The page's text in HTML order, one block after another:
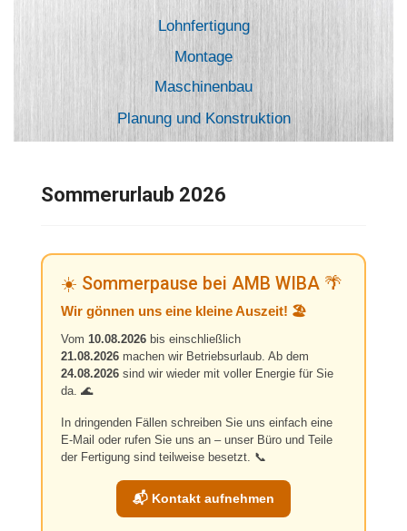
Planung und Konstruktion
Maschinenbau
Montage
Lohnfertigung
Sommerurlaub 2026
☀️ Sommerpause bei AMB WIBA 🌴
Wir gönnen uns eine kleine Auszeit! 🏖️
Vom 10.08.2026 bis einschließlich
21.08.2026 machen wir Betriebsurlaub. Ab dem
24.08.2026 sind wir wieder mit voller Energie für Sie
da. 🌊
In dringenden Fällen schreiben Sie uns einfach eine
E-Mail oder rufen Sie uns an – unser Büro und Teile
der Fertigung sind teilweise besetzt. 📞
📬 Kontakt aufnehmen